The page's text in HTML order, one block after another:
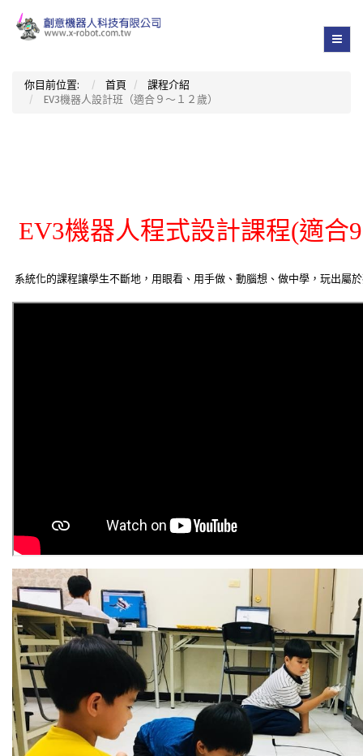
你目前位置: 首頁
課程介紹
EV3機器人設計班（適合９～１２歲）
EV3機器人程式設計課程(適合
系統化的課程讓學生不斷地，用眼看、用手做、動腦想、做中學，玩出屬